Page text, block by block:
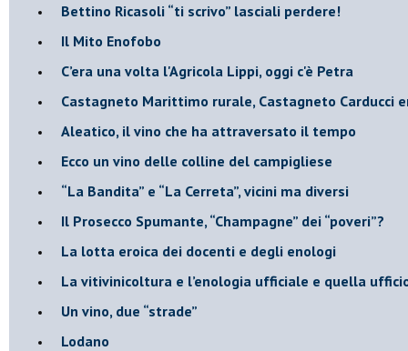
Bettino Ricasoli “ti scrivo” lasciali perdere!
Il Mito Enofobo
​C’era una volta l'Agricola Lippi, oggi c'è Petra
​Castagneto Marittimo rurale, Castagneto Carducci
Aleatico, il vino che ha attraversato il tempo
Ecco un vino delle colline del campigliese
“La Bandita” e “La Cerreta”, vicini ma diversi
​Il Prosecco Spumante, “Champagne” dei “poveri”?
​La lotta eroica dei docenti e degli enologi
​La vitivinicoltura e l’enologia ufficiale e quella
​Un vino, due “strade”
Lodano